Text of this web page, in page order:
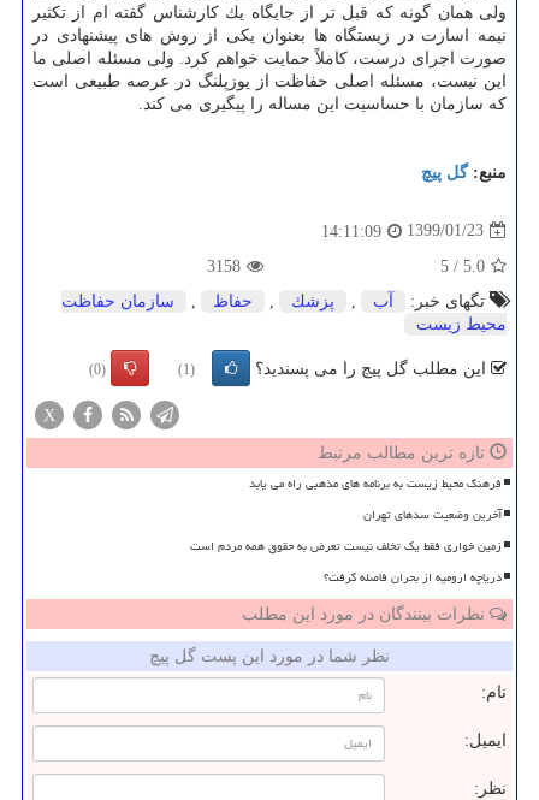
ولی همان گونه كه قبل تر از جایگاه یك كارشناس گفته ام از تكثیر
نیمه اسارت در زیستگاه ها بعنوان یكی از روش های پیشنهادی در
صورت اجرای درست، كاملاً حمایت خواهم كرد. ولی مسئله اصلی ما
این نیست، مسئله اصلی حفاظت از یوزپلنگ در عرصه طبیعی است
كه سازمان با حساسیت این مساله را پیگیری می كند.
منبع:گل پیچ
1399/01/23
14:11:09
5.0
/
5
3158
تگهای خبر:
آب , پزشك , حفاظ ,
سازمان حفاظت
محیط زیست
این مطلب گل پیچ را می پسندید؟ (1)
(0)
X
تازه ترین مطالب مرتبط
فرهنگ محیط زیست به برنامه های مذهبی راه می یابد
آخرین وضعیت سدهای تهران
زمین خواری فقط یک تخلف نیست تعرض به حقوق همه مردم است
دریاچه ارومیه از بحران فاصله گرفت؟
نظرات بینندگان در مورد این مطلب
نظر شما در مورد این پست گل پیچ
نام:
ایمیل:
نظر: